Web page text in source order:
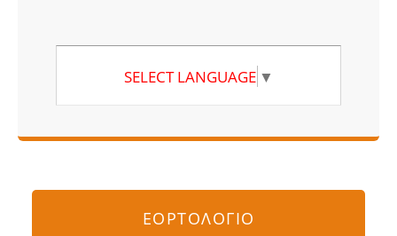
SELECT LANGUAGE ▼
ΕΟΡΤΟΛΟΓΙΟ